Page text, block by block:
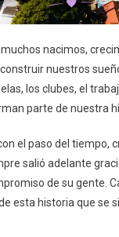
nacimos,
nuestros
los clubes, el
parte de nuestra
el paso del tiempo,
salió adelante
de su gente.
esta historia que se